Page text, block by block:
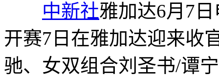
中新社雅加达6月7
开赛7日在雅加达迎来收
驰、女双组合刘圣书/谭